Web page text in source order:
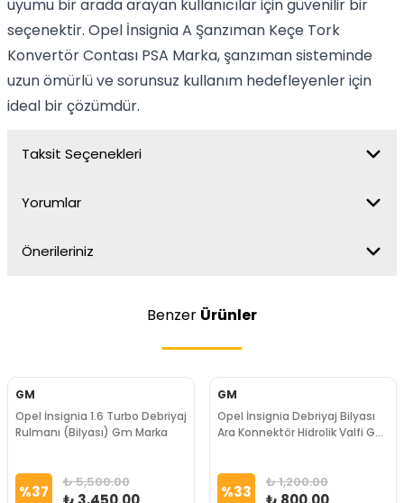
uyumu bir arada arayan kullanıcılar için güvenilir bir
seçenektir. Opel İnsignia A Şanzıman Keçe Tork
Konvertör Contası PSA Marka, şanzıman sisteminde
uzun ömürlü ve sorunsuz kullanım hedefleyenler için
ideal bir çözümdür.
Taksit Seçenekleri
Yorumlar
Önerileriniz
Benzer Ürünler
GM
Opel İnsignia 1.6 Turbo Debriyaj
Rulmanı (Bilyası) Gm Marka
%37 ₺ 5,500.00
GM
Opel İnsignia Debriyaj Bilyası
Ara Konnektör Hidrolik Valfi GM
%33 ₺ 1,200.00